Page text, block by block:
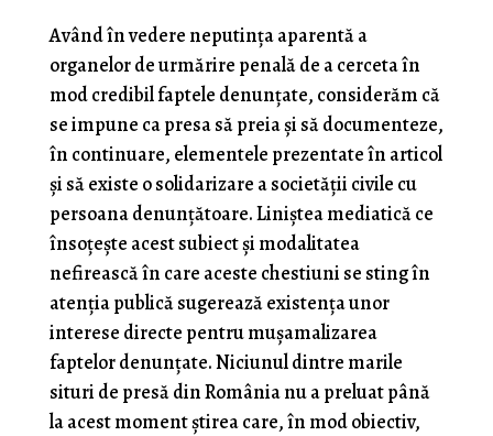
Având în vedere neputinţa aparentă a
organelor de urmărire penală de a cerceta în
mod credibil faptele denunţate, considerăm că
se impune ca presa să preia şi să documenteze,
în continuare, elementele prezentate în articol
şi să existe o solidarizare a societăţii civile cu
persoana denunţătoare. Liniştea mediatică ce
însoţeşte acest subiect şi modalitatea
nefirească în care aceste chestiuni se sting în
atenţia publică sugerează existenţa unor
interese directe pentru muşamalizarea
faptelor denunţate. Niciunul dintre marile
situri de presă din România nu a preluat până
la acest moment ştirea care, în mod obiectiv,